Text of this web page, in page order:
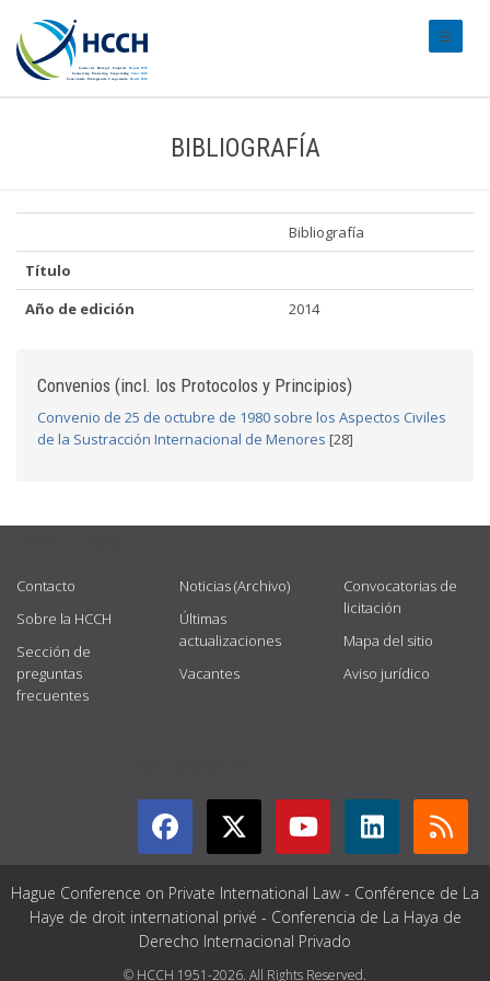
BIBLIOGRAFÍA
Bibliografía
Título
Año de edición
2014
Convenios (incl. los Protocolos y Principios)
Convenio de 25 de octubre de 1980 sobre los Aspectos Civiles
de la Sustracción Internacional de Menores [28]
Contacto
Sobre la HCCH
Sección de
preguntas
frecuentes
Noticias (Archivo)
Últimas
actualizaciones
Vacantes
Convocatorias de
licitación
Mapa del sitio
Aviso jurídico
Hague Conference on Private International Law - Conférence de La
Haye de droit international privé - Conferencia de La Haya de
Derecho Internacional Privado
© HCCH 1951-2026. All Rights Reserved.